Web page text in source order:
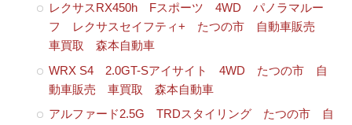
レクサスRX450h Fスポーツ 4WD パノラマルー
フ レクサスセイフティ+ たつの市 自動車販売
車買取 森本自動車
WRX S4 2.0GT-Sアイサイト 4WD たつの市 自
動車販売 車買取 森本自動車
アルファード2.5G TRDスタイリング たつの市 自